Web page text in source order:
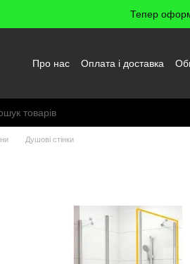
Тепер
Про нас Оплата і доставка
Душові стінки